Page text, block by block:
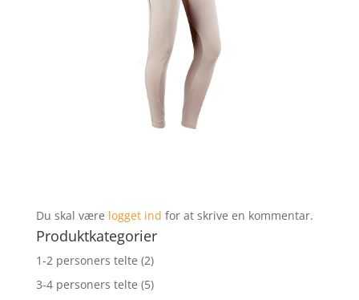
Du skal være logget ind for at skrive en kommentar.
Produktkategorier
1-2 personers telte (2)
3-4 personers telte (5)